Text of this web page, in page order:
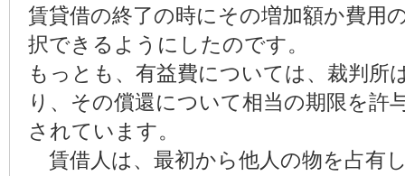
賃貸借の終了の時にその増加額か費用
択できるようにしたのです。
もっとも、有益費については、裁判所
り、その償還について相当の期限を許
されています。
賃借人は、最初から他人の物を占有